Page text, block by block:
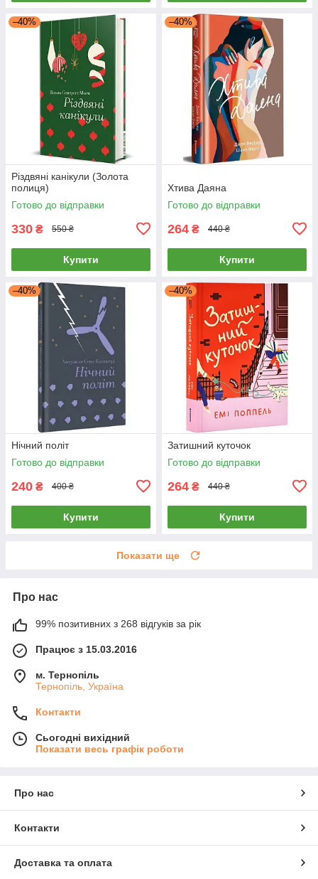
–40%
Різдвяні канікули (Золота
полиця)
Готово до відправки
330 ₴ 550 ₴
Купити
–40%
Хтива Даяна
Готово до відправки
264 ₴ 440 ₴
Купити
–40%
Нічний політ
Готово до відправки
240 ₴ 400 ₴
Купити
–40%
Затишний куточок
Готово до відправки
264 ₴ 440 ₴
Купити
Показати ще
Про нас
99% позитивних з 268 відгуків за рік
Працює з 15.03.2016
м. Тернопіль
Тернопіль, Україна
Контакти
Сьогодні вихідний
Показати весь графік роботи
Про нас
Контакти
Доставка та оплата